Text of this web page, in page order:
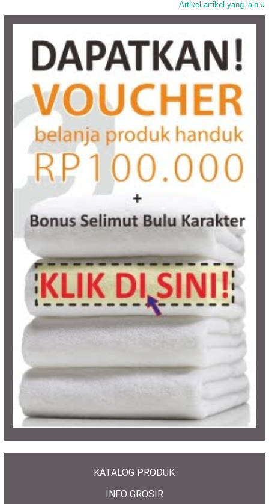
Artikel-artikel yang lain »
KATALOG PRODUK
INFO GROSIR